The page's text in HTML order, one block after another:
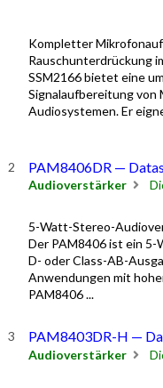
Kompletter
Rauschunterdrückung
SSM2166 bietet eine
Signalaufbereitung von
Audiosystemen. Er
PAM8406DR —
Audioverstärker
5-Watt-Stereo-
Der PAM8406 ist ein
D- oder Class-AB-
Anwendungen mit
PAM8406 ...
PAM8403DR-H —
Audioverstärker